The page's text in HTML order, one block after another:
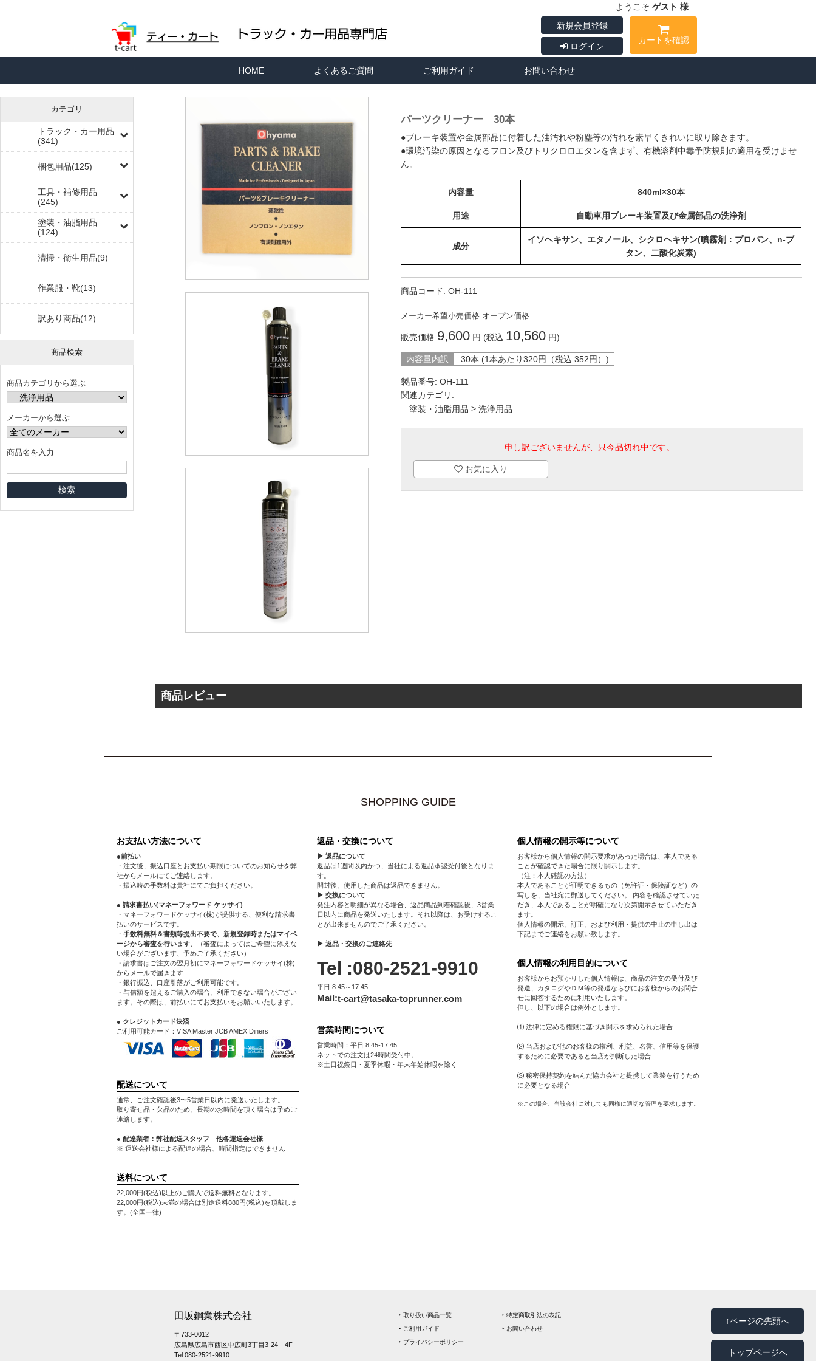
ようこそ ゲスト 様
新規会員登録
ログイン
カートを確認
HOME よくあるご質問 ご利用ガイド お問い合わせ
カテゴリ
トラック・カー用品
(341)
梱包用品(125)
工具・補修用品
(245)
塗装・油脂用品
(124)
清掃・衛生用品(9)
作業服・靴(13)
訳あり商品(12)
商品検索
商品カテゴリから選ぶ
メーカーから選ぶ
商品名を入力
パーツクリーナー 30本
●ブレーキ装置や金属部品に付着した油汚れや粉塵等の汚れを素早くきれいに取り除きます。
●環境汚染の原因となるフロン及びトリクロロエタンを含まず、有機溶剤中毒予防規則の適用を受けませ
ん。
内容量 840ml×30本
用途 自動車用ブレーキ装置及び金属部品の洗浄剤
成分
イソヘキサン、エタノール、シクロヘキサン(噴霧剤：プロパン、n-ブ
タン、二酸化炭素)
商品コード: OH-111
メーカー希望小売価格 オープン価格
販売価格 9,600円 (税込 10,560円)
内容量内訳 30本 (1本あたり320円（税込 352円）)
製品番号: OH-111
関連カテゴリ:
塗装・油脂用品 > 洗浄用品
申し訳ございませんが、只今品切れ中です。
お気に入り
商品レビュー
↑ページの先頭へ
トップページへ
SHOPPING GUIDE
お支払い方法について
●前払い
・注文後、振込口座とお支払い期限についてのお知らせを弊
社からメールにてご連絡します。
・振込時の手数料は貴社にてご負担ください。
● 請求書払い(マネーフォワード ケッサイ)
・マネーフォワードケッサイ(株)が提供する、便利な請求書
払いのサービスです。
・ 手数料無料＆書類等提出不要で、新規登録時またはマイペ
ージから審査を行います。
（審査によってはご希望に添えな
い場合がございます、予めご了承ください）
・請求書はご注文の翌月初にマネーフォワードケッサイ(株)
からメールで届きます
・銀行振込、口座引落がご利用可能です。
・与信額を超えるご購入の場合、利用できない場合がござい
ます。その際は、前払いにてお支払いをお願いいたします。
● クレジットカード決済
ご利用可能カード：VISA Master JCB AMEX Diners
配送について
通常、ご注文確認後3〜5営業日以内に発送いたします。
取り寄せ品・欠品のため、長期のお時間を頂く場合は予めご
連絡します。
● 配達業者：弊社配送スタッフ 他各運送会社様
※ 運送会社様による配達の場合、時間指定はできません
送料について
22,000円(税込)以上のご購入で送料無料となります。
22,000円(税込)未満の場合は別途送料880円(税込)を頂戴しま
す。(全国一律)
返品・交換について
▶ 返品について
返品は1週間以内かつ、当社による返品承認受付後となりま
す。
開封後、使用した商品は返品できません。
▶ 交換について
発注内容と明細が異なる場合、返品商品到着確認後、3営業
日以内に商品を発送いたします。それ以降は、お受けするこ
とが出来ませんのでご了承ください。
▶ 返品・交換のご連絡先
Tel :080-2521-9910
平日 8:45～17:45
Mail:t-cart@tasaka-toprunner.com
営業時間について
営業時間：平日 8:45-17:45
ネットでの注文は24時間受付中。
※土日祝祭日・夏季休暇・年末年始休暇を除く
個人情報の開示等について
お客様から個人情報の開示要求があった場合は、本人である
ことが確認できた場合に限り開示します。
（注：本人確認の方法）
本人であることが証明できるもの（免許証・保険証など）の
写しを、当社宛に郵送してください。 内容を確認させていた
だき、本人であることが明確になり次第開示させていただき
ます。
個人情報の開示、訂正、および利用・提供の中止の申し出は
下記までご連絡をお願い致します。
個人情報の利用目的について
お客様からお預かりした個人情報は、商品の注文の受付及び
発送、カタログやＤＭ等の発送ならびにお客様からのお問合
せに回答するために利用いたします。
但し、以下の場合は例外とします。
⑴ 法律に定める権限に基づき開示を求められた場合
⑵ 当店および他のお客様の権利、利益、名誉、信用等を保護
するために必要であると当店が判断した場合
⑶ 秘密保持契約を結んだ協力会社と提携して業務を行うため
に必要となる場合
※この場合、当該会社に対しても同様に適切な管理を要求します。
田坂鋼業株式会社
〒733-0012
広島県広島市西区中広町3丁目3-24 4F
Tel.080-2521-9910
‣ 取り扱い商品一覧
‣ ご利用ガイド
‣ プライバシーポリシー
‣ 特定商取引法の表記
‣ お問い合わせ